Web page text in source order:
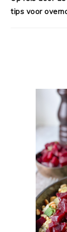
tips voor